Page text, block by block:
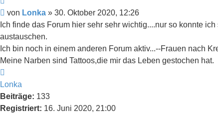
Beitrag
von Lonka » 30. Oktober 2020, 12:26
Ich finde das Forum hier sehr sehr wichtig....nur so konnte
austauschen.
Ich bin noch in einem anderen Forum aktiv...--Frauen nach
Meine Narben sind Tattoos,die mir das Leben gestochen hat.
oben
Lonka
Beiträge: 133
Registriert: 16. Juni 2020, 21:00